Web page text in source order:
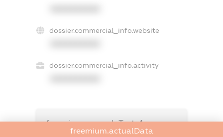
dossier.commercial_info.website
dossier.commercial_info.activity
freemium.exampleText_1
freemium.exampleText_2
freemium.actualData